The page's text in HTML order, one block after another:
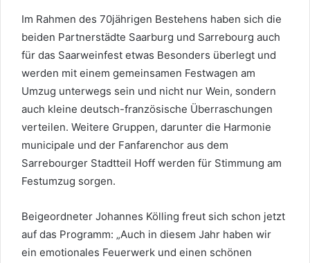
Im Rahmen des 70jährigen Bestehens haben sich die
beiden Partnerstädte Saarburg und Sarrebourg auch
für das Saarweinfest etwas Besonders überlegt und
werden mit einem gemeinsamen Festwagen am
Umzug unterwegs sein und nicht nur Wein, sondern
auch kleine deutsch-französische Überraschungen
verteilen. Weitere Gruppen, darunter die Harmonie
municipale und der Fanfarenchor aus dem
Sarrebourger Stadtteil Hoff werden für Stimmung am
Festumzug sorgen.
Beigeordneter Johannes Kölling freut sich schon jetzt
auf das Programm: „Auch in diesem Jahr haben wir
ein emotionales Feuerwerk und einen schönen